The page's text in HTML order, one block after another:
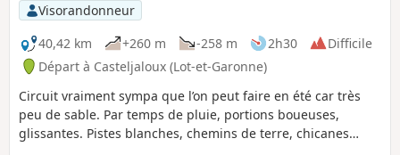
Visorandonneur
40,42 km
+260 m -258 m 2h30
Difficile
Départ à Casteljaloux (Lot-et-Garonne)
Circuit vraiment sympa que l’on peut faire en été car très
peu de sable. Par temps de pluie, portions boueuses,
glissantes. Pistes blanches, chemins de terre, chicanes